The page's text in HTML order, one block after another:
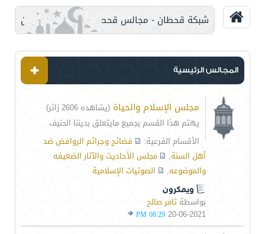
شبكة قحطان - مجالس قحطان - منتديات قحطان
المجالس الرئيسية
مجلس الإسلام والحياة (يشاهده 2606 زائر)
يهتم هذا القسم بجميع مايتعلق بديننا الحنيف
الأقسام الفرعية:
فضائح وجرائم الروافض ضد
أهل السنة,
مجلس الأحاديث والآثار الضعيفه
والموضوعه, الصوتيات الإسلامية
ويمكرون
بواسطة ثامر صالح
20-06-2021
08:29 PM